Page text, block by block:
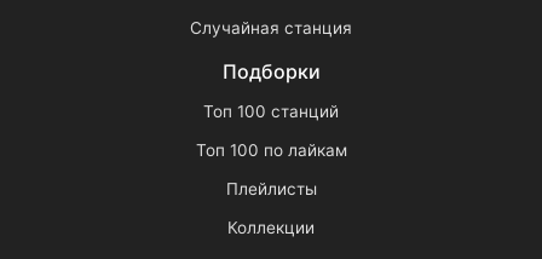
Случайная станция
Подборки
Топ 100 станций
Топ 100 по лайкам
Плейлисты
Коллекции